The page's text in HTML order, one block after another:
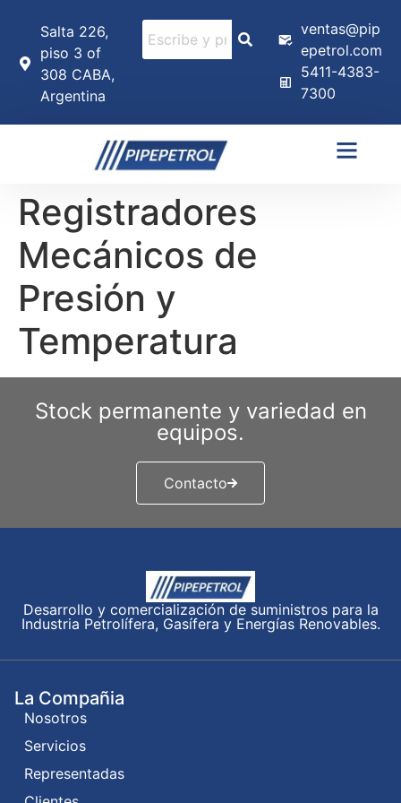
Salta 226,
piso 3 of
308 CABA,
Argentina
ventas@pip
epetrol.com
5411-4383-
7300
Registradores
Mecánicos de
Presión y
Temperatura
Stock permanente y variedad en
equipos.
Contacto
Desarrollo y comercialización de suministros para la
Industria Petrolífera, Gasífera y Energías Renovables.
La Compañia
Nosotros
Servicios
Representadas